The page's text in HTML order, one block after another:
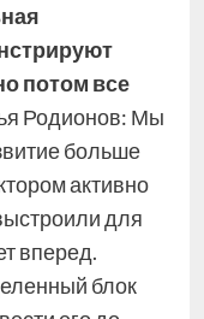
потом все
Родионов: Мы
больше
активно
для
вперед.
блок